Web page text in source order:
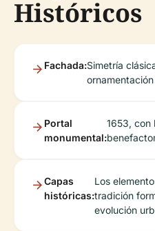
Históricos
Fachada:Simetría
Portal
monumental:
1653, con
Capas
históricas:
Los
tradición
evolución